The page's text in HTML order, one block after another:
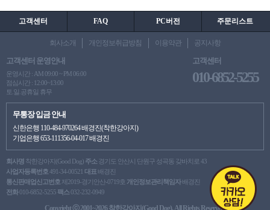
고객센터 FAQ PC버전 주문리스트
회사소개 개인정보취급방침 이용약관 공지사항
고객센터 운영안내
운영시간 : AM 09:00 ~ PM 06:00
점심시간 : 12:00~13:00
토.일.공휴일 휴무
고객센터
010-6852-5255
무통장 입금 안내
신한은행 110-484-970264 배경진(착한강아지)
기업은행 653-111356-04-017 배경진
회사명 착한강아지(Good Dog) 주소 경기도 안산시 단원구 성곡동 갖바치로 43
사업자등록번호491-34-00521 대표 배경진
통신판매업신고번호 제2019-경기안산-0719호 개인정보관리책임자배경진
전화010-6852-5255 팩스032-232-0949
Copyright ⓒ 2001~2026 착한강아지(Good Dog). All Rights Reserved.